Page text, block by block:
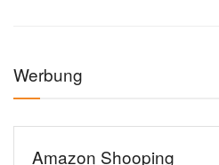
Werbung
Amazon Shooping